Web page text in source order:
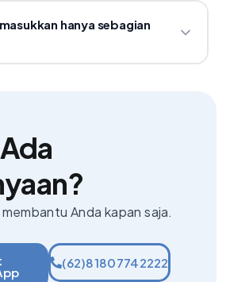
akan dijelaskan dengan jelas
Anda.
hanya sebagian
untuk Anda.
Anda kapan saja.
(62)81807742222